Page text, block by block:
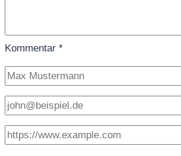
Kommentar *